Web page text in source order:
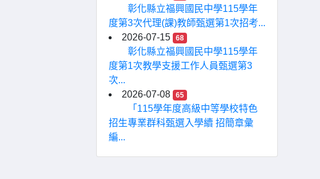
彰化縣立福興國民中學115學年
度第3次代理(課)教師甄選第1次招考...
2026-07-15
68
彰化縣立福興國民中學115學年
度第1次教學支援工作人員甄選第3
次...
2026-07-08
65
「115學年度高級中等學校特色
招生專業群科甄選入學續 招簡章彙
編...